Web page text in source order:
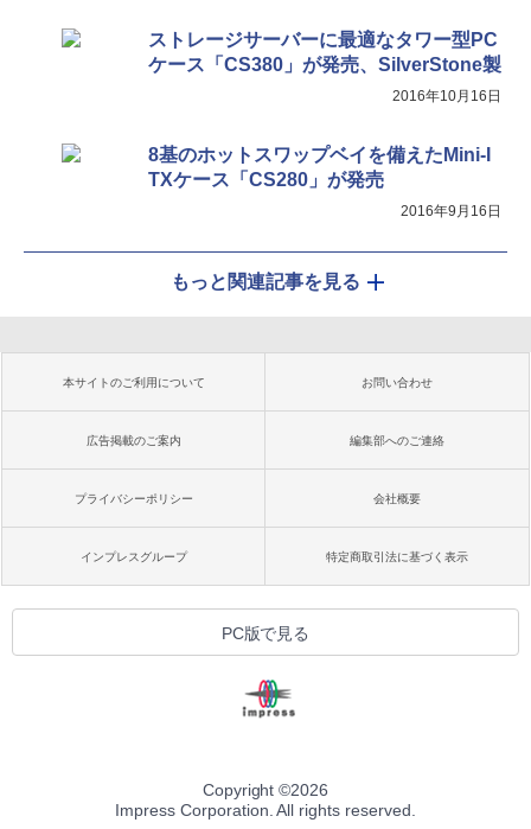
ストレージサーバーに最適なタワー型PC
ケース「CS380」が発売、SilverStone製
2016年10月16日
8基のホットスワップベイを備えたMini-I
TXケース「CS280」が発売
2016年9月16日
もっと関連記事を見る
本サイトのご利用について お問い合わせ
広告掲載のご案内 編集部へのご連絡
プライバシーポリシー 会社概要
インプレスグループ 特定商取引法に基づく表示
PC版で見る
Copyright ©2026
Impress Corporation. All rights reserved.